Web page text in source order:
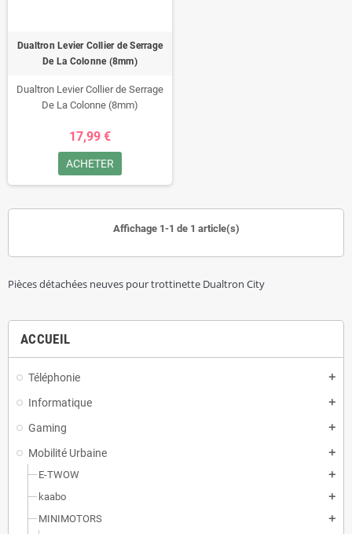
ACCUEIL
Téléphonie add
Informatique add
Gaming add
Mobilité Urbaine add
E-TWOW add
kaabo add
MINIMOTORS add
Dualtron Levier Collier de Serrage
De La Colonne (8mm)
Dualtron Levier Collier de Serrage
De La Colonne (8mm)
17,99 €
ACHETER
Affichage 1-1 de 1 article(s)
Pièces détachées neuves pour trottinette Dualtron City